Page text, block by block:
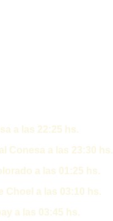
a las 22:25 hs.
Conesa a las 23:30 hs.
a las 01:25 hs.
Choel a las 03:10 hs.
a las 03:45 hs.